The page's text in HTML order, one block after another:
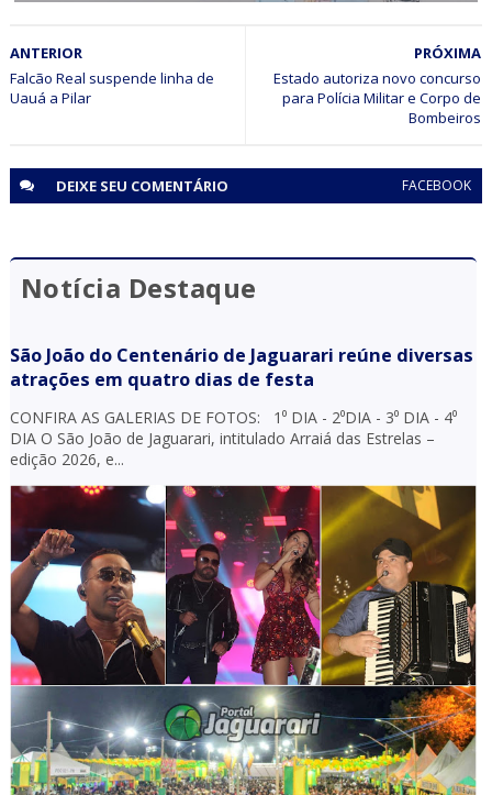
Operação Fim de Linha prende motorista de ônibus com 1
kg de cocaína, munições e por transporte irregular de
medicamentos na BR 116 em Tucano (BA)
PRÓXIMA
Estado autoriza novo concurso
para Polícia Militar e Corpo de
Bombeiros
ANTERIOR
Falcão Real suspende linha de
Uauá a Pilar
DEIXE SEU COMENTÁRIO FACEBOOK
Notícia Destaque
São João do Centenário de Jaguarari reúne diversas
atrações em quatro dias de festa
CONFIRA AS GALERIAS DE FOTOS: 1⁰ DIA - 2⁰DIA - 3⁰ DIA - 4⁰
DIA O São João de Jaguarari, intitulado Arraiá das Estrelas –
edição 2026, e...